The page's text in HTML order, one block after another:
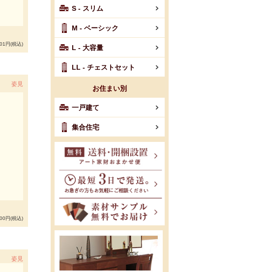
円(税込)
姿見
円(税込)
姿見
S - スリム
M - ベーシック
L - 大容量
LL - チェストセット
お住まい別
一戸建て
集合住宅